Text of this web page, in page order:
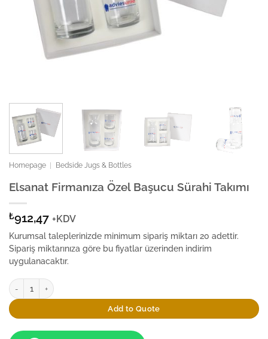
Homepage Bedside Jugs & Bottles
Elsanat Firmanıza Özel Başucu Sürahi Takımı
₺912,47 +KDV
Kurumsal taleplerinizde minimum sipariş miktarı 20 adettir.
Sipariş miktarınıza göre bu fiyatlar üzerinden indirim
uygulanacaktır.
Elsanat Firmanıza Özel Başucu Sürahi Takımı quantity
Add to Quote